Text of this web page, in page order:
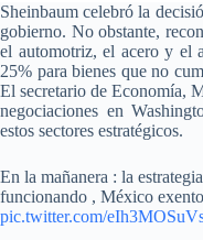
Sheinbaum celebró la
gobierno. No obstante,
el automotriz, el acero y el
25% para bienes que no
El secretario de Economía,
negociaciones en
estos sectores estratégicos.
En la mañanera : la
funcionando , México
pic.twitter.com/